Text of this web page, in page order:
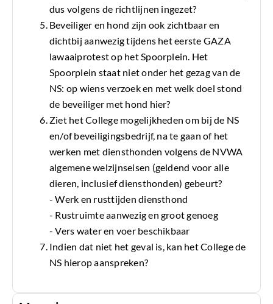
dus volgens de richtlijnen ingezet?
Beveiliger en hond zijn ook zichtbaar en
dichtbij aanwezig tijdens het eerste GAZA
lawaaiprotest op het Spoorplein. Het
Spoorplein staat niet onder het gezag van de
NS: op wiens verzoek en met welk doel stond
de beveiliger met hond hier?
Ziet het College mogelijkheden om bij de NS
en/of beveiligingsbedrijf, na te gaan of het
werken met diensthonden volgens de NVWA
algemene welzijnseisen (geldend voor alle
dieren, inclusief diensthonden) gebeurt?
- Werk en rusttijden diensthond
- Rustruimte aanwezig en groot genoeg
- Vers water en voer beschikbaar
Indien dat niet het geval is, kan het College de
NS hierop aanspreken?